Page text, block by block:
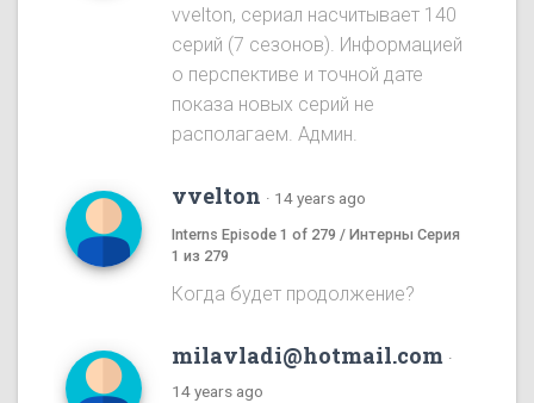
vvelton, сериал насчитывает 140
серий (7 сезонов). Информацией
о перспективе и точной дате
показа новых серий не
располагаем. Админ.
vvelton · 14 years ago
Interns Episode 1 of 279 / Интерны Серия
1 из 279
Когда будет продолжение?
milavladi@hotmail.com ·
14 years ago